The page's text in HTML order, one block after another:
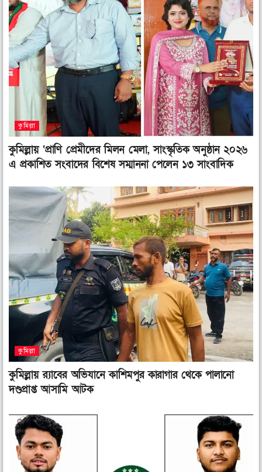
f
a
e
b
t
w
i
t
e
r
l
e
d
কুমিল্লা
কুমিল্লায় ‘প্রাণি প্রেমীদের মিলন মেলা, সাংস্কৃতিক অনুষ্ঠান ২০২৬
এ প্রকাশিত সংবাদের বিশেষ সম্মাননা পেলেন ১৩ সাংবাদিক
কুমিল্লা
কুমিল্লায় র‌্যাবের অভিযানে কাশিমপুর কারাগার থেকে পালানো
দণ্ডপ্রাপ্ত আসামি আটক